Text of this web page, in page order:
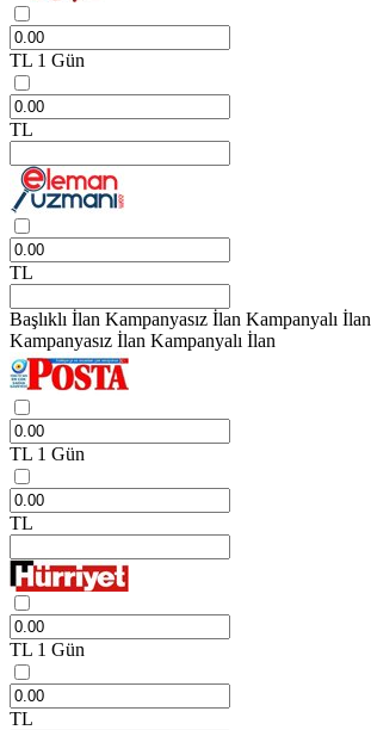
TL 1 Gün
TL
TL
Başlıklı İlan Kampanyasız İlan Kampanyalı İlan
Kampanyasız İlan Kampanyalı İlan
TL 1 Gün
TL
TL 1 Gün
TL